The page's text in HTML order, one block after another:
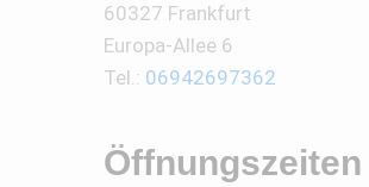
60327 Frankfurt
Europa-Allee 6
Tel.: 06942697362
Öffnungszeiten